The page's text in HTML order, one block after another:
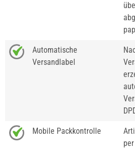
Automatische
Versandlabel
Mobile Packkontrolle